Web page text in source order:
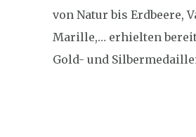
von Natur bis Erdbeere,
Marille,… erhielten
Gold- und